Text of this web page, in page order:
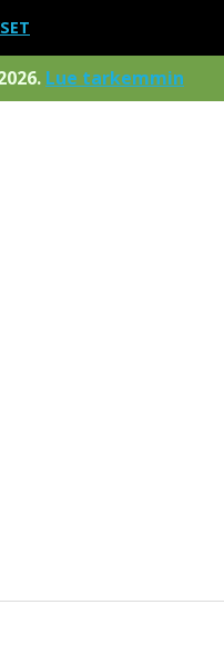
Lue tarkemmin